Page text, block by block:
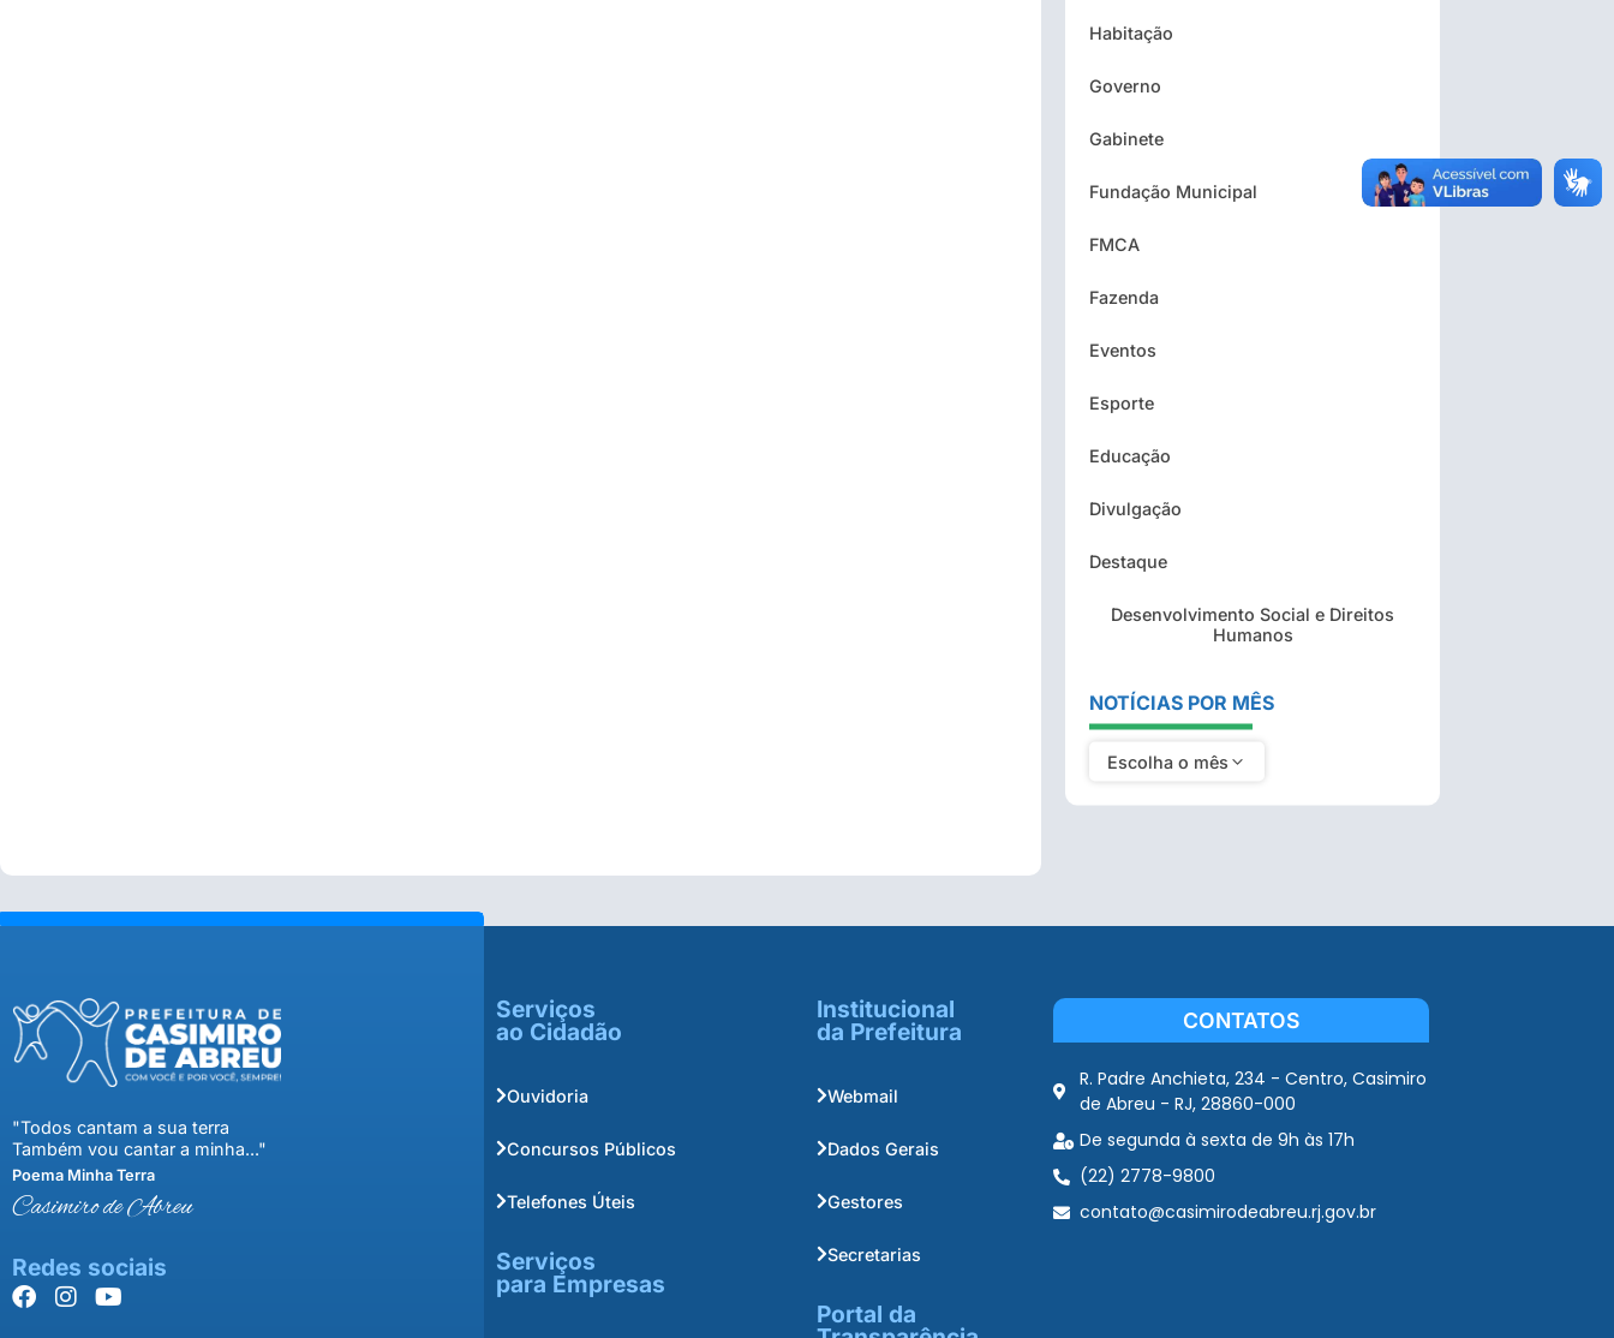
Habitação
Governo
Gabinete
Fundação Municipal
FMCA
Fazenda
Eventos
Esporte
Educação
Divulgação
Destaque
Desenvolvimento Social e Direitos
Humanos
NOTÍCIAS POR MÊS
Escolha o mês
"Todos cantam a sua terra
Também vou cantar a minha..."
Poema Minha Terra
Casimiro de Abreu
Redes sociais
Serviços
ao Cidadão
Ouvidoria
Concursos Públicos
Telefones Úteis
Serviços
para Empresas
Institucional
da Prefeitura
Webmail
Dados Gerais
Gestores
Secretarias
Portal da
CONTATOS
R. Padre Anchieta, 234 - Centro, Casimiro
de Abreu - RJ, 28860-000
De segunda à sexta de 9h às 17h
(22) 2778-9800
contato@casimirodeabreu.rj.gov.br